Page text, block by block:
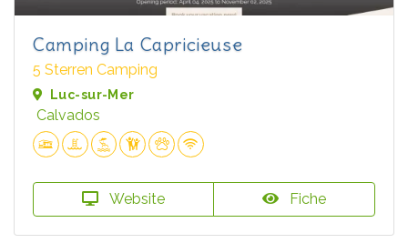
Camping La Capricieuse
5 Sterren Camping
Luc-sur-Mer
Calvados
Website Fiche